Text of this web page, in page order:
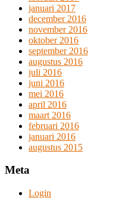
januari 2017
december 2016
november 2016
oktober 2016
september 2016
augustus 2016
juli 2016
juni 2016
mei 2016
april 2016
maart 2016
februari 2016
januari 2016
augustus 2015
Meta
Login